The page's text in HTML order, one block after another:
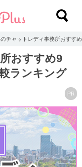
チャットレディ事務所おすす
おすすめ9
ランキング
PR